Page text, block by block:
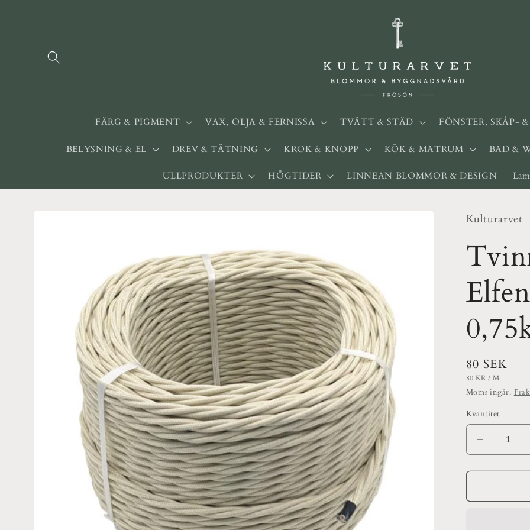
FÄRG & PIGMENT VAX, OLJA & FERNISSA TVÄTT & STÄD FÖNSTER, SKÅP-
BELYSNING & EL DREV & TÄTNING KROK & KNOPP KÖK & MATRUM BAD &
ULLPRODUKTER HÖGTIDER LINNEAN BLOMMOR & DESIGN
Kulturarvet
Ordinarie
pris
80 SEK
ENHETSPRIS
80 KR / PER
M
Moms ingår.
Kvantitet
Minska
kvantitet
för